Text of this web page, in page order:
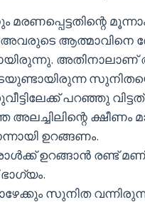
അവരുടെ ആത്മാവിനെ
പറഞ്ഞു
ക്ഷീണം
ഉറങ്ങണം.
ഉറങ്ങാൻ രണ്ട്
സുനിത